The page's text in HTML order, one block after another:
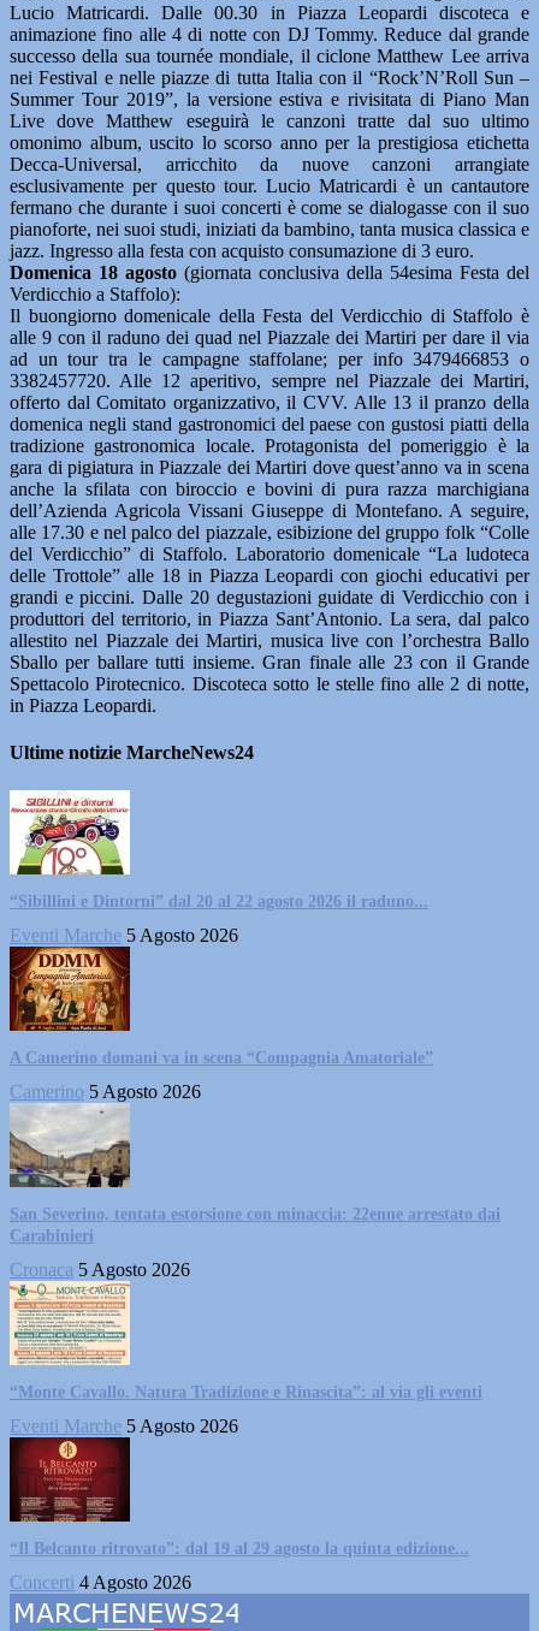
Lucio Matricardi. Dalle 00.30 in Piazza Leopardi discoteca e
animazione fino alle 4 di notte con DJ Tommy. Reduce dal grande
successo della sua tournée mondiale, il ciclone Matthew Lee arriva
nei Festival e nelle piazze di tutta Italia con il “Rock’N’Roll Sun –
Summer Tour 2019”, la versione estiva e rivisitata di Piano Man
Live dove Matthew eseguirà le canzoni tratte dal suo ultimo
omonimo album, uscito lo scorso anno per la prestigiosa etichetta
Decca-Universal, arricchito da nuove canzoni arrangiate
esclusivamente per questo tour. Lucio Matricardi è un cantautore
fermano che durante i suoi concerti è come se dialogasse con il suo
pianoforte, nei suoi studi, iniziati da bambino, tanta musica classica e
jazz. Ingresso alla festa con acquisto consumazione di 3 euro.
Domenica 18 agosto (giornata conclusiva della 54esima Festa del
Verdicchio a Staffolo):
Il buongiorno domenicale della Festa del Verdicchio di Staffolo è
alle 9 con il raduno dei quad nel Piazzale dei Martiri per dare il via
ad un tour tra le campagne staffolane; per info 3479466853 o
3382457720. Alle 12 aperitivo, sempre nel Piazzale dei Martiri,
offerto dal Comitato organizzativo, il CVV. Alle 13 il pranzo della
domenica negli stand gastronomici del paese con gustosi piatti della
tradizione gastronomica locale. Protagonista del pomeriggio è la
gara di pigiatura in Piazzale dei Martiri dove quest’anno va in scena
anche la sfilata con biroccio e bovini di pura razza marchigiana
dell’Azienda Agricola Vissani Giuseppe di Montefano. A seguire,
alle 17.30 e nel palco del piazzale, esibizione del gruppo folk “Colle
del Verdicchio” di Staffolo. Laboratorio domenicale “La ludoteca
delle Trottole” alle 18 in Piazza Leopardi con giochi educativi per
grandi e piccini. Dalle 20 degustazioni guidate di Verdicchio con i
produttori del territorio, in Piazza Sant’Antonio. La sera, dal palco
allestito nel Piazzale dei Martiri, musica live con l’orchestra Ballo
Sballo per ballare tutti insieme. Gran finale alle 23 con il Grande
Spettacolo Pirotecnico. Discoteca sotto le stelle fino alle 2 di notte,
in Piazza Leopardi.
Ultime notizie MarcheNews24
“Sibillini e Dintorni” dal 20 al 22 agosto 2026 il raduno...
Eventi Marche 5 Agosto 2026
A Camerino domani va in scena “Compagnia Amatoriale”
Camerino 5 Agosto 2026
San Severino, tentata estorsione con minaccia: 22enne arrestato dai
Carabinieri
Cronaca 5 Agosto 2026
“Monte Cavallo. Natura Tradizione e Rinascita”: al via gli eventi
Eventi Marche 5 Agosto 2026
“Il Belcanto ritrovato”: dal 19 al 29 agosto la quinta edizione...
Concerti 4 Agosto 2026